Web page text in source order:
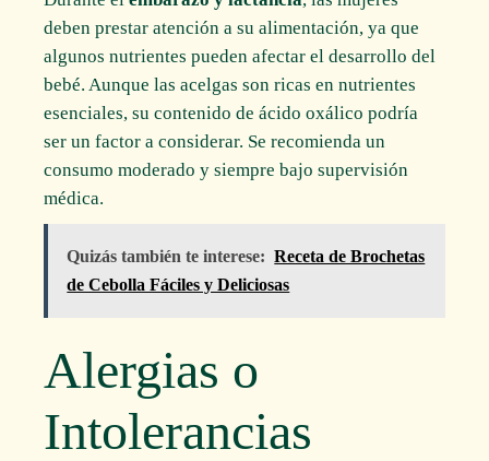
deben prestar atención a su alimentación, ya que
algunos nutrientes pueden afectar el desarrollo del
bebé. Aunque las acelgas son ricas en nutrientes
esenciales, su contenido de ácido oxálico podría
ser un factor a considerar. Se recomienda un
consumo moderado y siempre bajo supervisión
médica.
Quizás también te interese: Receta de Brochetas
de Cebolla Fáciles y Deliciosas
Alergias o
Intolerancias